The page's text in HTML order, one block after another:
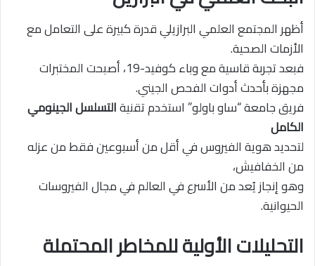
أظهر المجتمع العلمي البرازيلي قدرة كبيرة على التعامل مع
الأزمات الصحية.
فبعد تجربة قاسية مع وباء كوفيد-19، أصبحت المختبرات
مجهزة بأحدث أدوات الفحص الجيني.
فريق جامعة “ساو باولو” استخدم تقنيةالتسلسل الجينومي
الكامل
لتحديد هوية الفيروس في أقل من أسبوعين فقط من عزله
من الخفافيش،
وهو إنجاز يُعد من الأسرع في العالم في مجال الفيروسات
الحيوانية.
التحليلات الأولية للمخاطر المحتملة